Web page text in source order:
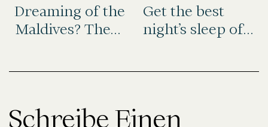
Dreaming of the
Maldives? These
Get the best
night’s sleep of
Schreibe Einen